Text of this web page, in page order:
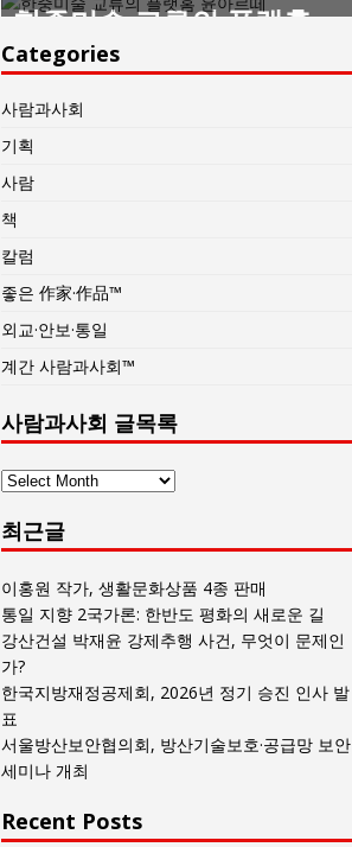
한중미술 교류의 플랫홈
윤아르떼
Categories
사람과사회
기획
사람
책
칼럼
좋은 作家·作品™
외교·안보·통일
계간 사람과사회™
사람과사회 글목록
사
과
사
회
글
목
록
최근글
이홍원 작가, 생활문화상품 4종 판매
통일 지향 2국가론: 한반도 평화의 새로운 길
강산건설 박재윤 강제추행 사건, 무엇이 문제인
가?
한국지방재정공제회, 2026년 정기 승진 인사 발
표
서울방산보안협의회, 방산기술보호·공급망 보안
세미나 개최
Recent Posts